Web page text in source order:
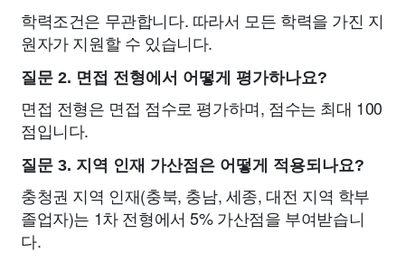
학력조건은 무관합니다. 따라서 모든 학력을 가진 지
원자가 지원할 수 있습니다.
질문 2. 면접 전형에서 어떻게 평가하나요?
면접 전형은 면접 점수로 평가하며, 점수는 최대 100
점입니다.
질문 3. 지역 인재 가산점은 어떻게 적용되나요?
충청권 지역 인재(충북, 충남, 세종, 대전 지역 학부
졸업자)는 1차 전형에서 5% 가산점을 부여받습니
다.